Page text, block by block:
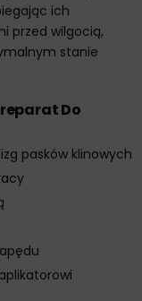
ich
przed wilgocią,
stanie
Do
pasków klinowych